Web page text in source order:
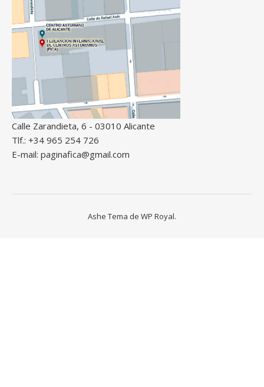
Calle Zarandieta, 6 - 03010 Alicante
Tlf.: +34 965 254 726
E-mail: paginafica@gmail.com
Ashe Tema de WP Royal.